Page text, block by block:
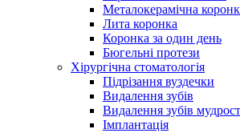
Металокерамічна
Лита коронка
Коронка за один день
Бюгельні протези
Хірургічна стоматологія
Підрізання вуздечки
Видалення зубів
Видалення зубів
Імплантація